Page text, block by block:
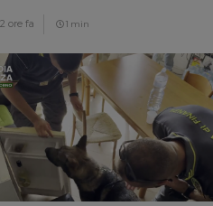
2 ore fa 1 min